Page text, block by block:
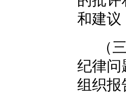
和建议
（
纪律问
组织报